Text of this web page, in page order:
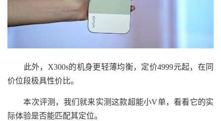
此外，X300s的机身更轻薄均衡，定价4999元起，在同
价位段极具性价比。
本次评测，我们就来实测这款超能小V单，看看它的实
际体验是否能匹配其定位。